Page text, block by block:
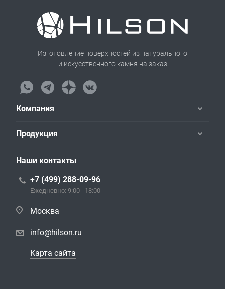
Изготовление поверхностей из натурального
и искусственного камня на заказ
Компания
Продукция
Наши контакты
+7 (499) 288-09-96
Ежедневно: 9:00 - 18:00
Москва
info@hilson.ru
Карта сайта